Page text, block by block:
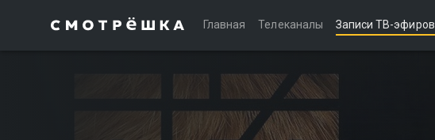
Главная Телеканалы Записи ТВ-эфиров